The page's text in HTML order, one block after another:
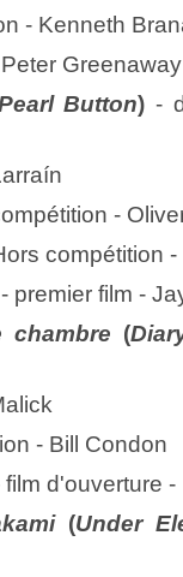
- Kenneth
Peter Greenaway
Button) -
-
compétition
- premier film -
chambre (
- Bill Condon
d'ouverture -
(Under